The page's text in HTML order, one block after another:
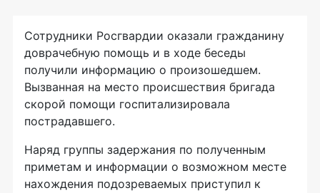
Сотрудники Росгвардии оказали гражданину
доврачебную помощь и в ходе беседы
получили информацию о произошедшем.
Вызванная на место происшествия бригада
скорой помощи госпитализировала
пострадавшего.
Наряд группы задержания по полученным
приметам и информации о возможном месте
нахождения подозреваемых приступил к